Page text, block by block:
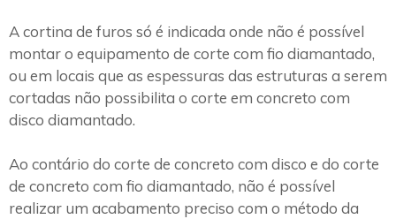
A cortina de furos só é indicada onde não é possível
montar o equipamento de corte com fio diamantado,
ou em locais que as espessuras das estruturas a serem
cortadas não possibilita o corte em concreto com
disco diamantado.
Ao contário do corte de concreto com disco e do corte
de concreto com fio diamantado, não é possível
realizar um acabamento preciso com o método da